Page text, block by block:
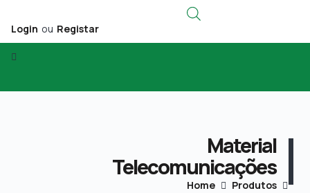
Login ou Registar
Material
Telecomunicações
Home
Produtos